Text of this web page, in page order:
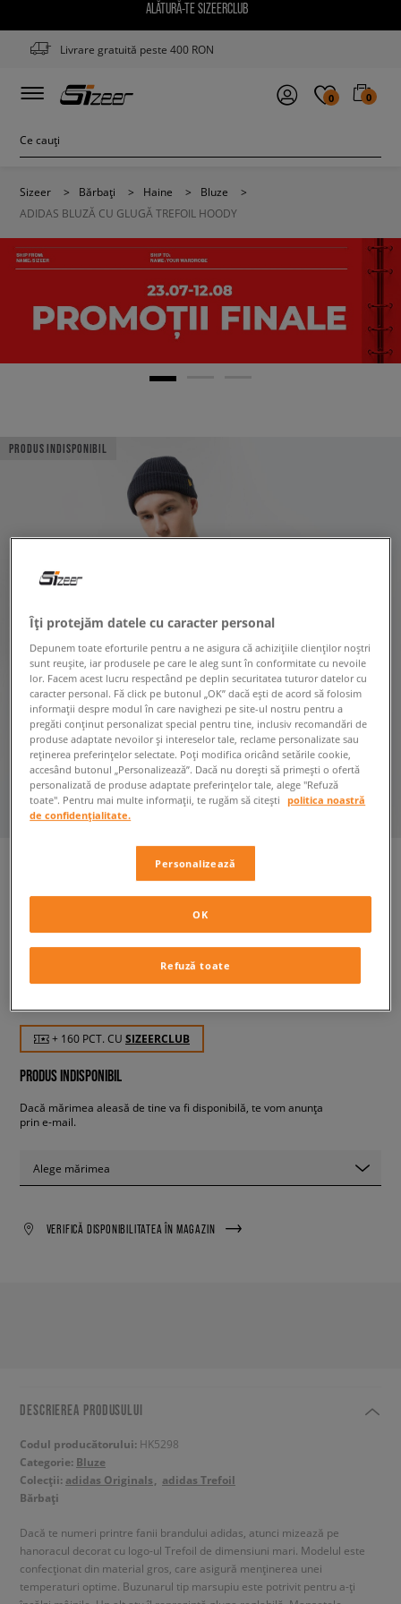
ALĂTURĂ-TE SIZEERCLUB
Livrare gratuită peste 400 RON
0 0
Sizeer > Bărbați > Haine > Bluze
>
ADIDAS BLUZĂ CU GLUGĂ TREFOIL HOODY
PRODUS INDISPONIBIL
+ 160 PCT. CU SIZEERCLUB
PRODUS INDISPONIBIL
Dacă mărimea aleasă de tine va fi disponibilă, te vom anunța
prin e-mail.
Alege mărimea
VERIFICĂ DISPONIBILITATEA ÎN MAGAZIN
DESCRIEREA PRODUSULUI
Codul producătorului: HK5298
Categorie: Bluze
Colecții: adidas Originals
adidas Trefoil
Bărbați
Dacă te numeri printre fanii brandului adidas, atunci mizează pe
hanoracul decorat cu logo-ul Trefoil de dimensiuni mari. Modelul este
confecționat din material gros, care asigură menținerea unei
temperaturi optime. Buzunarul tip marsupiu este potrivit pentru a-ți
Îți protejăm datele cu caracter personal
Depunem toate eforturile pentru a ne asigura că achizițiile clienților noștri
sunt reușite, iar produsele pe care le aleg sunt în conformitate cu nevoile
lor. Facem acest lucru respectând pe deplin securitatea tuturor datelor cu
caracter personal. Fă click pe butonul „OK” dacă ești de acord să folosim
informații despre modul în care navighezi pe site-ul nostru pentru a
pregăti conținut personalizat special pentru tine, inclusiv recomandări de
produse adaptate nevoilor și intereselor tale, reclame personalizate sau
reținerea preferințelor selectate. Poți modifica oricând setările cookie,
accesând butonul „Personalizează”. Dacă nu dorești să primești o ofertă
personalizată de produse adaptate preferințelor tale, alege "Refuză
toate". Pentru mai multe informații, te rugăm să citești
politica noastră
de confidențialitate.
Personalizează
Refuză toate
OK